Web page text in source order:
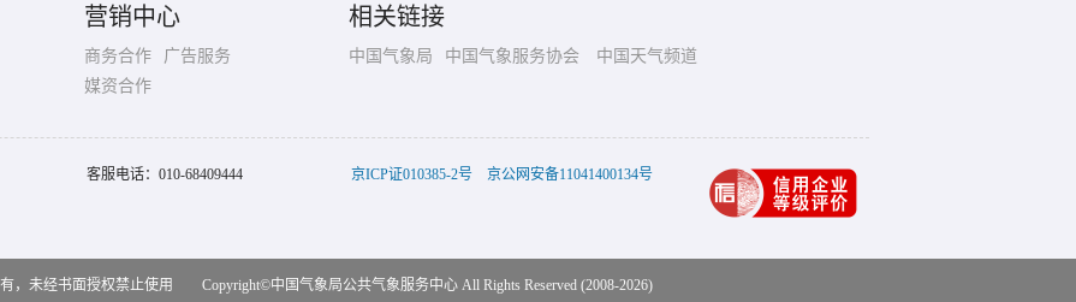
营销中心
商务合作
广告服务
媒资合作
相关链接
中国气象局 中国气象服务协会 中国天气频道
客服电话： 010-68409444 京ICP证010385-2号 京公网安备11041400134号
有，未经书面授权禁止使用 Copyright©中国气象局公共气象服务中心All Rights Reserved (2008-2026)